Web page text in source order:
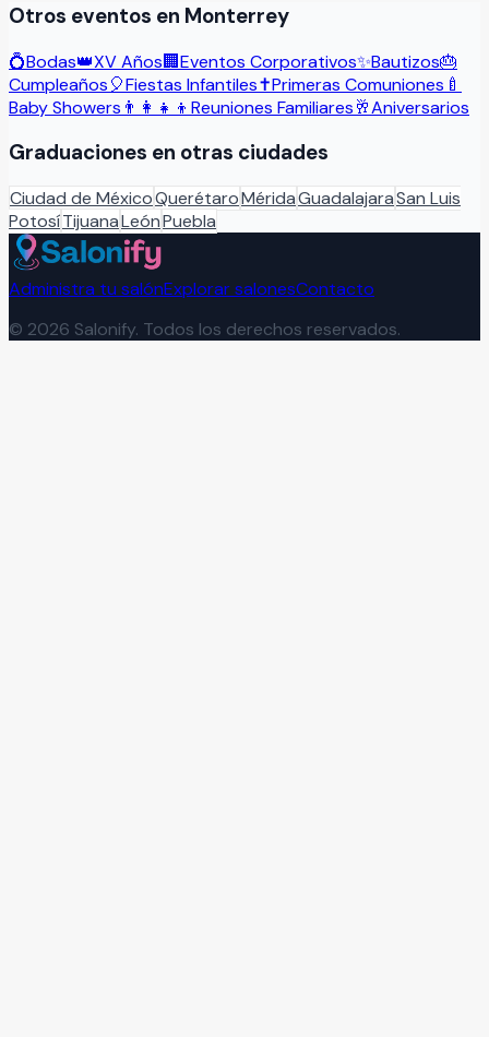
Otros eventos en Monterrey
💍Bodas👑XV Años🏢Eventos Corporativos✨Bautizos🎂
Cumpleaños🎈Fiestas Infantiles✝️Primeras Comuniones 🍼
Baby Showers 👨‍👩‍👧‍👦 Reuniones Familiares🥂Aniversarios
Graduaciones en otras ciudades
Ciudad de MéxicoQuerétaroMéridaGuadalajaraSan Luis
PotosíTijuanaLeónPuebla
Administra tu salónExplorar salonesContacto
© 2026 Salonify. Todos los derechos reservados.